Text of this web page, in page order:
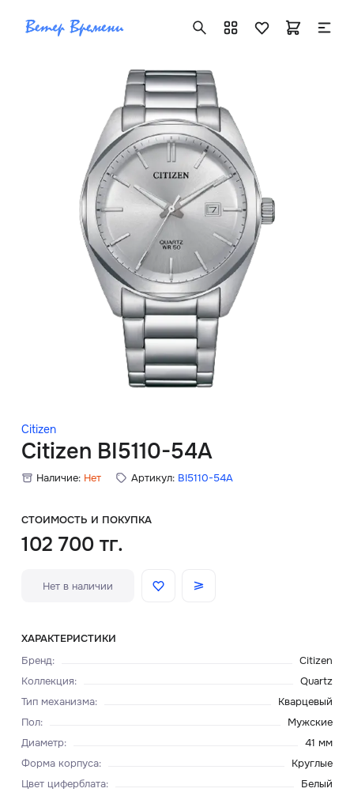
Citizen
Citizen BI5110-54A
Наличие: Нет Артикул: BI5110-54A
СТОИМОСТЬ И ПОКУПКА
102 700 тг.
Нет в наличии
ХАРАКТЕРИСТИКИ
Бренд:
Citizen
Коллекция:
Quartz
Тип механизма:
Кварцевый
Пол:
Мужские
Диаметр:
41 мм
Форма корпуса:
Круглые
Цвет циферблата:
Белый
+7 ( 705 ) 181-42-50
info@vetervremeni.kz
Авторизация
Каталог
Мужские часы
Женские часы
Скидки
Главная
О нас